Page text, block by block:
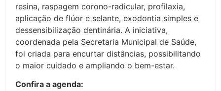
resina, raspagem corono-radicular, profilaxia,
aplicação de flúor e selante, exodontia simples e
dessensibilização dentinária. A iniciativa,
coordenada pela Secretaria Municipal de Saúde,
foi criada para encurtar distâncias, possibilitando
o maior cuidado e ampliando o bem-estar.
Confira a agenda: